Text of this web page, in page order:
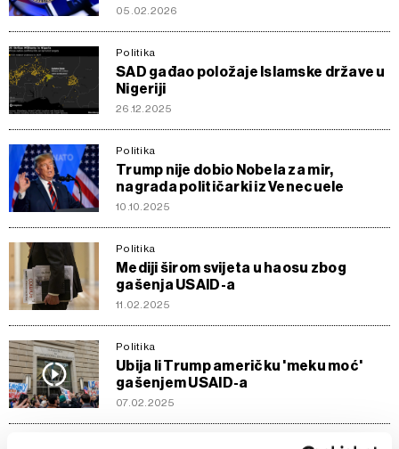
05.02.2026
Politika
SAD gađao položaje Islamske države u
Nigeriji
26.12.2025
Politika
Trump nije dobio Nobela za mir,
nagrada političarki iz Venecuele
10.10.2025
Politika
Mediji širom svijeta u haosu zbog
gašenja USAID-a
11.02.2025
Politika
Ubija li Trump američku 'meku moć'
gašenjem USAID-a
07.02.2025